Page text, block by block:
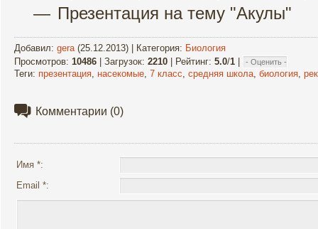
Презентация на тему "Акулы"
Добавил: gera (25.12.2013) | Категория: Биология
Просмотров: 10486 | Загрузок: 2210 | Рейтинг: 5.0/1 |
Теги: презентация насекомые 7 класс средняя школа биология
Комментарии (0)
Имя *:
Email *: